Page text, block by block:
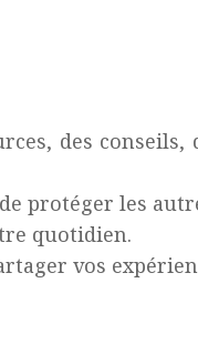
des conseils,
protéger les
quotidien.
vos